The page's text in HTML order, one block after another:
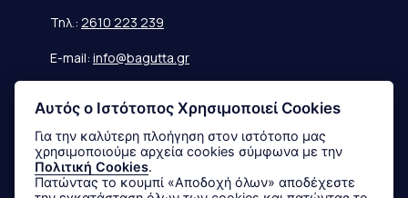
Τηλ.: 2610 223 239
E-mail: info@bagutta.gr
Πληροφορίες
Μεγεθολόγιο
Αποστολές & Επιστροφές
Αυτός ο Ιστότοπος Χρησιμοποιεί Cookies
Για την καλύτερη πλοήγηση στον ιστότοπο μας
χρησιμοποιούμε αρχεία cookies σύμφωνα με την
Πολιτική Cookies.
Πατώντας το κουμπί «Αποδοχή όλων» αποδέχεστε